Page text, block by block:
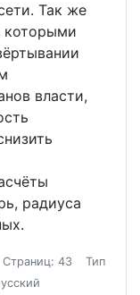
Так же
которыми
власти,
радиуса
Страниц: 43
Тип